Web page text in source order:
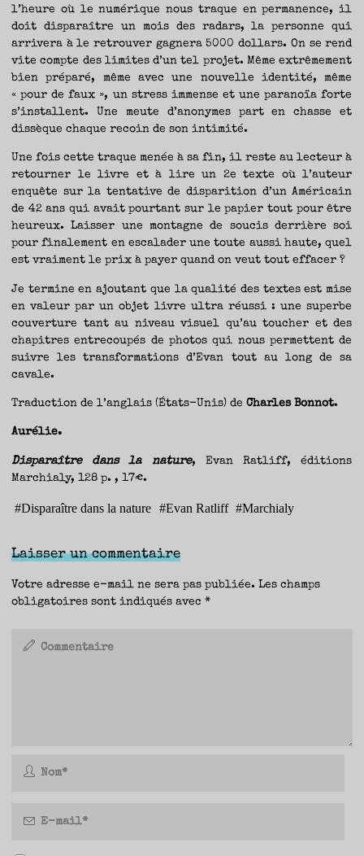
PAS
DE
CÔTÉ,
PARLER
DE
DONC,
MAIS
NE
PAS
D’AUTRES
HORIZONS.
BREF,
SE
JETER
À
SE
REMETTRE
SELLE
VOIR
CE
QUI
ADVIENT.
LIBRE(S),
COMMENCE
ICI.
l’heure où le numérique nous traque en permanence, il
doit disparaître un mois des radars, la personne qui
arrivera à le retrouver gagnera 5000 dollars. On se rend
vite compte des limites d’un tel projet. Même extrêmement
bien préparé, même avec une nouvelle identité, même
« pour de faux », un stress immense et une paranoïa forte
s’installent. Une meute d’anonymes part en chasse et
dissèque chaque recoin de son intimité.
Une fois cette traque menée à sa fin, il reste au lecteur à
retourner le livre et à lire un 2e texte où l’auteur
enquête sur la tentative de disparition d’un Américain
de 42 ans qui avait pourtant sur le papier tout pour être
heureux. Laisser une montagne de soucis derrière soi
pour finalement en escalader une toute aussi haute, quel
est vraiment le prix à payer quand on veut tout effacer ?
Je termine en ajoutant que la qualité des textes est mise
en valeur par un objet livre ultra réussi : une superbe
couverture tant au niveau visuel qu’au toucher et des
chapitres entrecoupés de photos qui nous permettent de
suivre les transformations d’Evan tout au long de sa
cavale.
Traduction de l’anglais (États-Unis) deCharles Bonnot.
Aurélie.
Disparaître dans la nature, Evan Ratliff, éditions
Marchialy, 128 p. , 17€.
#Disparaître dans la nature #Evan Ratliff #Marchialy
Laisser un commentaire
Votre adresse e-mail ne sera pas publiée. Les champs
obligatoires sont indiqués avec*